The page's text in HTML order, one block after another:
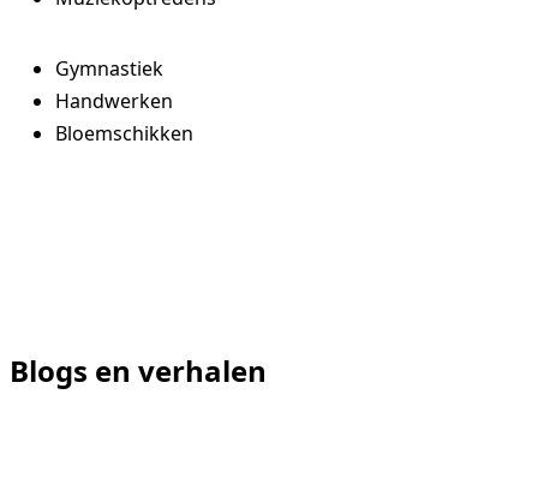
Gymnastiek
Handwerken
Bloemschikken
Blogs en verhalen